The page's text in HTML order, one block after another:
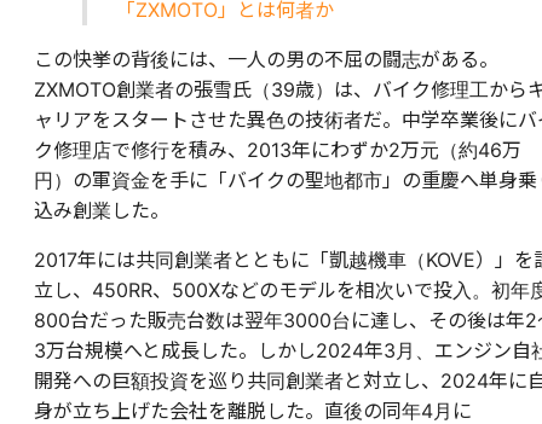
「ZXMOTO」とは何者か
この快挙の背後には、一人の男の不屈の闘志がある。
ZXMOTO創業者の張雪氏（39歳）は、バイク修理工から
ャリアをスタートさせた異色の技術者だ。中学卒業後にバ
ク修理店で修行を積み、2013年にわずか2万元（約46万
円）の軍資金を手に「バイクの聖地都市」の重慶へ単身乗
込み創業した。
2017年には共同創業者とともに「凱越機車（KOVE）」を
立し、450RR、500Xなどのモデルを相次いで投入。初年
800台だった販売台数は翌年3000台に達し、その後は年2
3万台規模へと成長した。しかし2024年3月、エンジン自
開発への巨額投資を巡り共同創業者と対立し、2024年に
身が立ち上げた会社を離脱した。直後の同年4月に